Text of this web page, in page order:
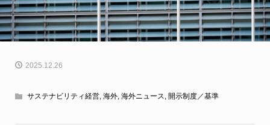
2025.12.26
サステナビリティ経営, 海外, 海外ニュース 開示制度／基準